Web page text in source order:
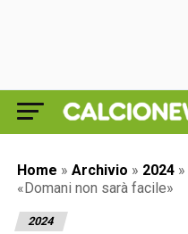
Home » Archivio » 2024 »
«Domani non sarà facile»
2024